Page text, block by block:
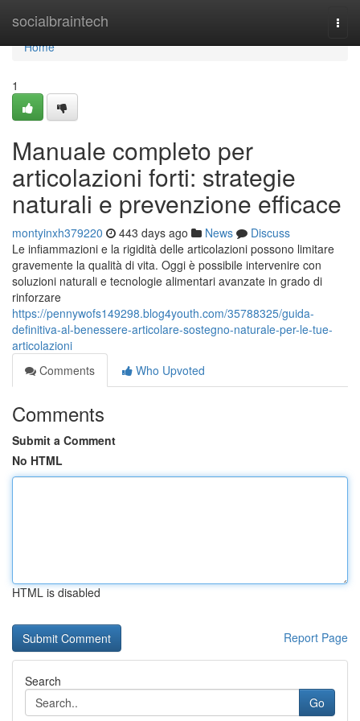
socialbraintech
Home
Home
1
Manuale completo per
articolazioni forti: strategie
naturali e prevenzione efficace
montyinxh379220 443 days ago News
Discuss
Le infiammazioni e la rigidità delle articolazioni possono limitare
gravemente la qualità di vita. Oggi è possibile intervenire con
soluzioni naturali e tecnologie alimentari avanzate in grado di
rinforzare
https://pennywofs149298.blog4youth.com/35788325/guida-
definitiva-al-benessere-articolare-sostegno-naturale-per-le-tue-
articolazioni
Comments
Who Upvoted
Comments
Submit a Comment
No HTML
HTML is disabled
Report Page
Search
Go